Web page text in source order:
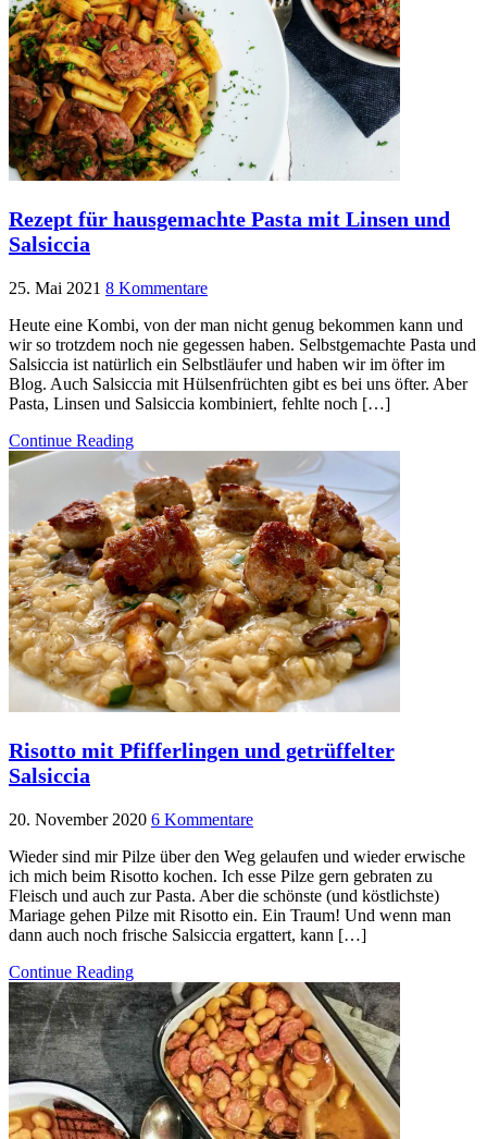
Rezept für hausgemachte Pasta mit Linsen und
Salsiccia
25. Mai 2021 8 Kommentare
Heute eine Kombi, von der man nicht genug bekommen kann und
wir so trotzdem noch nie gegessen haben. Selbstgemachte Pasta und
Salsiccia ist natürlich ein Selbstläufer und haben wir im öfter im
Blog. Auch Salsiccia mit Hülsenfrüchten gibt es bei uns öfter. Aber
Pasta, Linsen und Salsiccia kombiniert, fehlte noch […]
Continue Reading
Risotto mit Pfifferlingen und getrüffelter
Salsiccia
20. November 2020 6 Kommentare
Wieder sind mir Pilze über den Weg gelaufen und wieder erwische
ich mich beim Risotto kochen. Ich esse Pilze gern gebraten zu
Fleisch und auch zur Pasta. Aber die schönste (und köstlichste)
Mariage gehen Pilze mit Risotto ein. Ein Traum! Und wenn man
dann auch noch frische Salsiccia ergattert, kann […]
Continue Reading